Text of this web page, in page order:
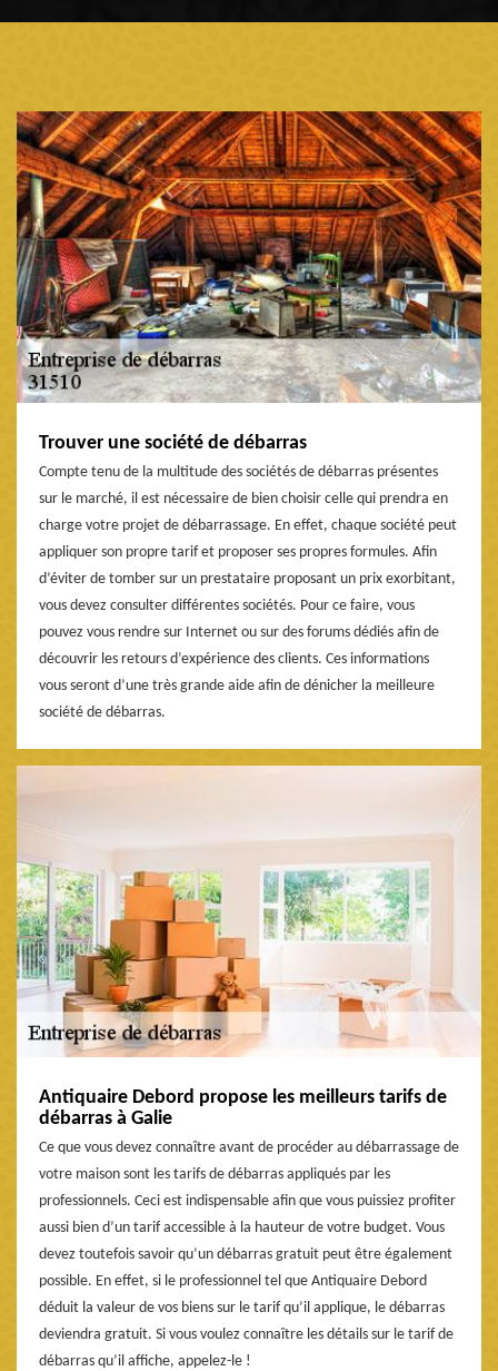
Trouver une société de débarras
Compte tenu de la multitude des sociétés de débarras présentes
sur le marché, il est nécessaire de bien choisir celle qui prendra en
charge votre projet de débarrassage. En effet, chaque société peut
appliquer son propre tarif et proposer ses propres formules. Afin
d’éviter de tomber sur un prestataire proposant un prix exorbitant,
vous devez consulter différentes sociétés. Pour ce faire, vous
pouvez vous rendre sur Internet ou sur des forums dédiés afin de
découvrir les retours d’expérience des clients. Ces informations
vous seront d’une très grande aide afin de dénicher la meilleure
société de débarras.
Antiquaire Debord propose les meilleurs tarifs de
débarras à Galie
Ce que vous devez connaître avant de procéder au débarrassage de
votre maison sont les tarifs de débarras appliqués par les
professionnels. Ceci est indispensable afin que vous puissiez profiter
aussi bien d’un tarif accessible à la hauteur de votre budget. Vous
devez toutefois savoir qu’un débarras gratuit peut être également
possible. En effet, si le professionnel tel que Antiquaire Debord
déduit la valeur de vos biens sur le tarif qu’il applique, le débarras
deviendra gratuit. Si vous voulez connaître les détails sur le tarif de
débarras qu’il affiche, appelez-le !